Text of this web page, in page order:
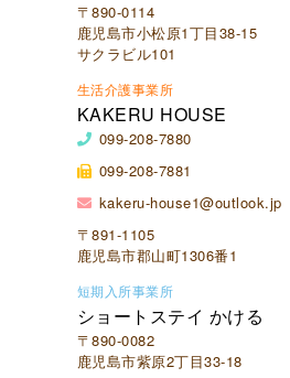
〒890-0114
鹿児島市小松原1丁目38-15
サクラビル101
生活介護事業所
KAKERU HOUSE
099-208-7880
099-208-7881
kakeru-house1@outlook.jp
〒891-1105
鹿児島市郡山町1306番1
短期入所事業所
ショートステイ かける
〒890-0082
鹿児島市紫原2丁目33-18